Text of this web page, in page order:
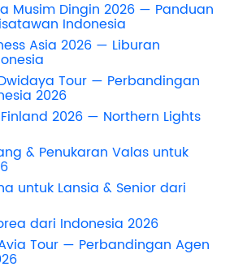
Musim Dingin 2026 — Panduan
Indonesia
Asia 2026 — Liburan
Tour — Perbandingan
2026
2026 — Northern Lights
& Penukaran Valas untuk
untuk Lansia & Senior dari
dari Indonesia 2026
Tour — Perbandingan Agen